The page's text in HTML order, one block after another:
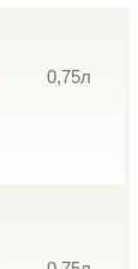
0,75л